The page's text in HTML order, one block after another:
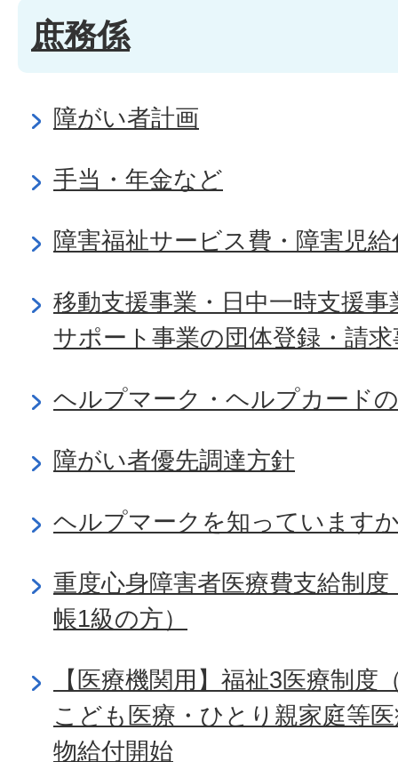
庶務係
障がい者計画
手当・年金など
障害福祉サービス費・障害児
移動支援事業・日中一時支援
サポート事業の団体登録・請
ヘルプマーク・ヘルプカード
障がい者優先調達方針
ヘルプマークを知っています
重度心身障害者医療費支給制
帳1級の方）
【医療機関用】福祉3医療制度
こども医療・ひとり親家庭等
物給付開始